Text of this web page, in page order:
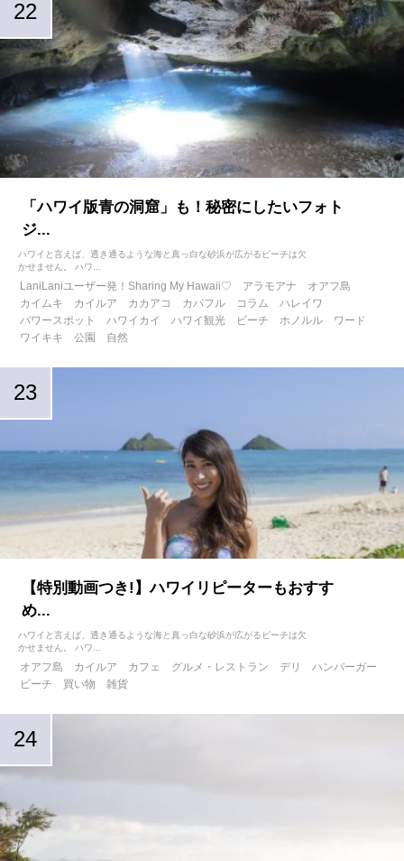
「ハワイ版青の洞窟」も！秘密にしたいフォト
ジ...
ハワイと言えば、透き通るような海と真っ白な砂浜が広がるビーチは欠
かせません。 ハワ...
LaniLaniユーザー発！Sharing My Hawaii♡ アラモアナ
オアフ島
カイムキ
カイルア カカアコ カパフル コラム
ハレイワ
パワースポット
ハワイカイ ハワイ観光 ビーチ ホノルル
ワード
ワイキキ
公園 自然
【特別動画つき!】ハワイリピーターもおすす
め...
ハワイと言えば、透き通るような海と真っ白な砂浜が広がるビーチは欠
かせません。 ハワ...
オアフ島 カイルア カフェ グルメ・レストラン デリ
ハンバーガー
ビーチ
買い物 雑貨